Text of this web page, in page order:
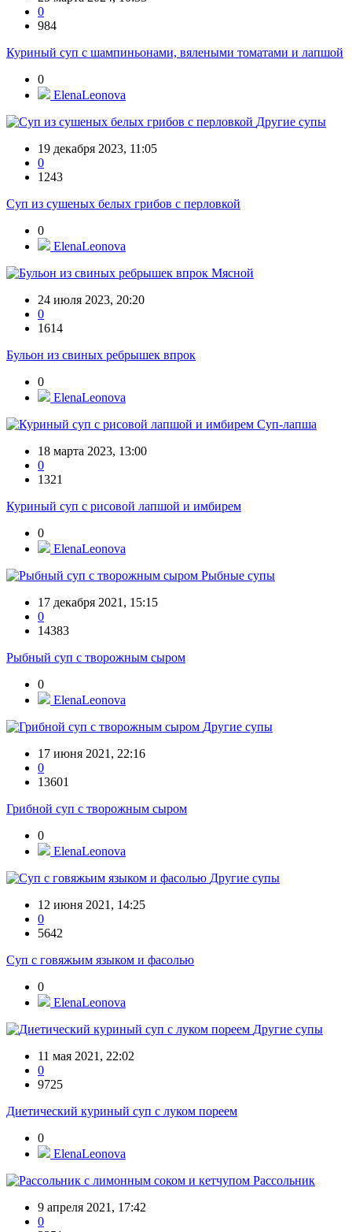
0
984
Куриный суп с шампиньонами, вялеными томатами и лапшой
0
ElenaLeonova
Другие супы
19 декабря 2023, 11:05
0
1243
Суп из сушеных белых грибов с перловкой
0
ElenaLeonova
Мясной
24 июля 2023, 20:20
0
1614
Бульон из свиных ребрышек впрок
0
ElenaLeonova
Суп-лапша
18 марта 2023, 13:00
0
1321
Куриный суп с рисовой лапшой и имбирем
0
ElenaLeonova
Рыбные супы
17 декабря 2021, 15:15
0
14383
Рыбный суп с творожным сыром
0
ElenaLeonova
Другие супы
17 июня 2021, 22:16
0
13601
Грибной суп с творожным сыром
0
ElenaLeonova
Другие супы
12 июня 2021, 14:25
0
5642
Суп с говяжьим языком и фасолью
0
ElenaLeonova
Другие супы
11 мая 2021, 22:02
0
9725
Диетический куриный суп с луком пореем
0
ElenaLeonova
Рассольник
9 апреля 2021, 17:42
0